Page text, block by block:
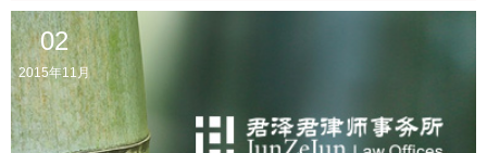
02
2015年11月